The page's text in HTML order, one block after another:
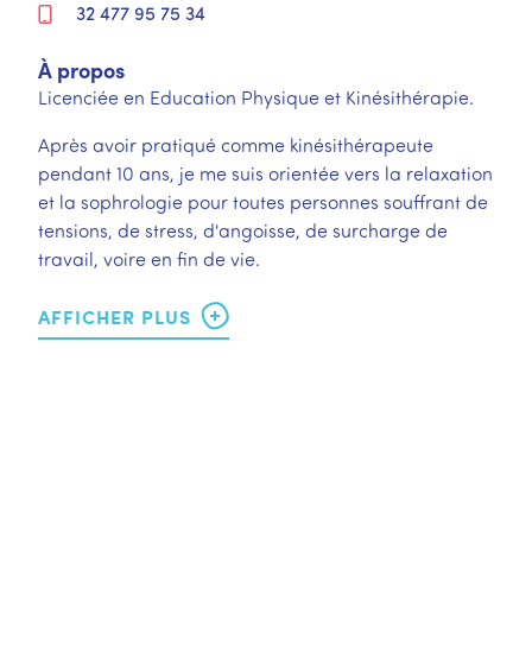
À propos
Licenciée en Education Physique et Kinésithérapie.
Après avoir pratiqué comme kinésithérapeute
pendant 10 ans, je me suis orientée vers la relaxation
et la sophrologie pour toutes personnes souffrant de
tensions, de stress, d'angoisse, de surcharge de
travail, voire en fin de vie.
32 477 95 75 34